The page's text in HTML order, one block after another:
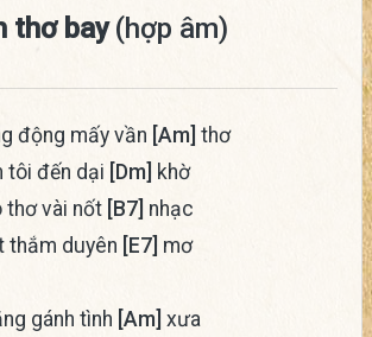
thơ bay (hợp âm)
động mấy vần [Am] thơ
tôi đến dại
[Dm] khờ
thơ vài nốt [B7] nhạc
thắm duyên
[E7] mơ
gánh tình [Am] xưa